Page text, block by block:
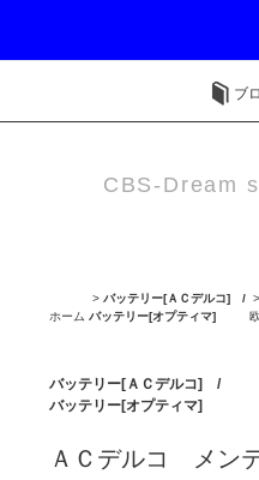
ブ
CBS-Dream
ホーム
> バッテリー[ＡＣデルコ] /
バッテリー[オプティマ]
>
バッテリー[ＡＣデルコ] /
バッテリー[オプティマ]
ＡＣデルコ メン